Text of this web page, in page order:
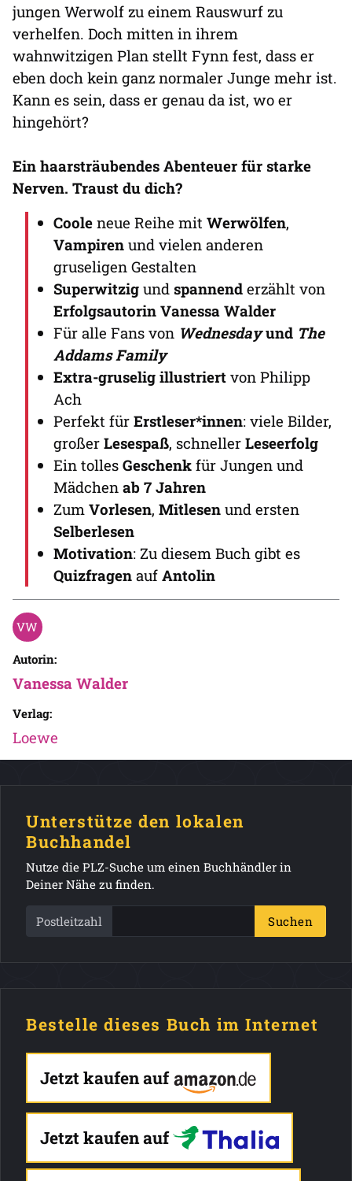
jungen Werwolf zu einem Rauswurf zu
verhelfen. Doch mitten in ihrem
wahnwitzigen Plan stellt Fynn fest, dass er
eben doch kein ganz normaler Junge mehr ist.
Kann es sein, dass er genau da ist, wo er
hingehört?
Ein haarsträubendes Abenteuer für starke
Nerven. Traust du dich?
Coole neue Reihe mit Werwölfen,
Vampiren und vielen anderen
gruseligen Gestalten
Superwitzig und spannend erzählt von
Erfolgsautorin Vanessa Walder
Für alle Fans von Wednesdayund The
Addams Family
Extra-gruselig illustriert von Philipp
Ach
Perfekt für Erstleser*innen: viele Bilder,
großer Lesespaß, schneller Leseerfolg
Ein tolles Geschenk für Jungen und
Mädchen ab 7 Jahren
Zum Vorlesen, Mitlesen und ersten
Selberlesen
Motivation: Zu diesem Buch gibt es
Quizfragen auf Antolin
Autorin:
Vanessa Walder
Verlag:
Loewe
Unterstütze den lokalen
Buchhandel
Nutze die PLZ-Suche um einen Buchhändler in
Deiner Nähe zu finden.
Postleitzahl Suchen
Bestelle dieses Buch im Internet
Jetzt kaufen auf
Jetzt kaufen auf